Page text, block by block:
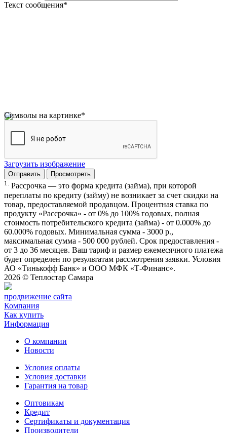
Текст сообщения*
Символы на картинке*
Загрузить изображение
1. Рассрочка — это форма кредита (займа), при которой
переплаты по кредиту (займу) не возникает за счет скидки на
товар, предоставляемой продавцом. Процентная ставка по
продукту «Рассрочка» - от 0% до 100% годовых, полная
стоимость потребительского кредита (займа) - от 0.000% до
60.000% годовых. Минимальная сумма - 3000 р.,
максимальная сумма - 500 000 рублей. Срок предоставления -
от 3 до 36 месяцев. Ваш тариф и размер ежемесячного платежа
будет определен по результатам рассмотрения заявки. Условия
АО «Тинькофф Банк» и ООО МФК «Т-Финанс».
2026 © Теплостар Самара
продвижение сайта
Компания
Как купить
Информация
О компании
Новости
Условия оплаты
Условия доставки
Гарантия на товар
Оптовикам
Кредит
Сертификаты и документация
Производители